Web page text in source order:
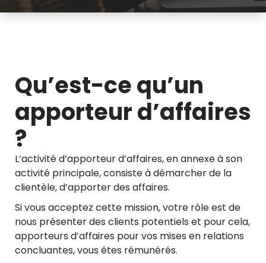
Qu’est-ce qu’un
apporteur d’affaires
?
L’activité d’apporteur d’affaires, en annexe à son
activité principale, consiste à démarcher de la
clientèle, d’apporter des affaires.
Si vous acceptez cette mission, votre rôle est de
nous présenter des clients potentiels et pour cela,
apporteurs d’affaires pour vos mises en relations
concluantes, vous êtes rémunérés.